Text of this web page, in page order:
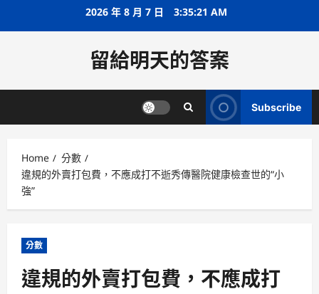
2026 年 8 月 7 日 3:35:21 AM
留給明天的答案
Subscribe
Home
分數
違規的外賣打包費，不應成打不逝秀傳醫院健康檢查世的“小
強”
分數
違規的外賣打包費，不應成打